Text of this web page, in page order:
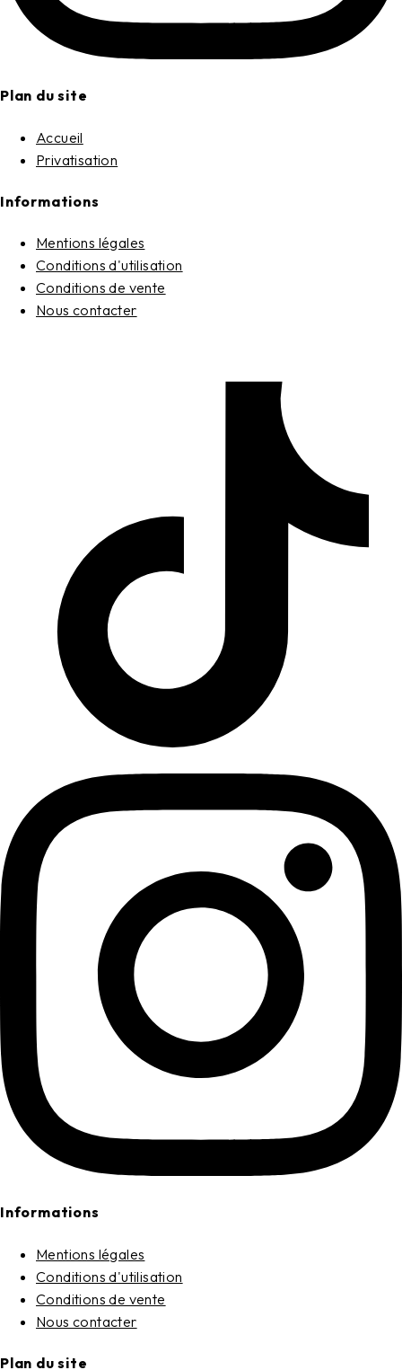
Plan du site
Accueil
Privatisation
Informations
Mentions légales
Conditions d'utilisation
Conditions de vente
Nous contacter
Informations
Mentions légales
Conditions d'utilisation
Conditions de vente
Nous contacter
Plan du site